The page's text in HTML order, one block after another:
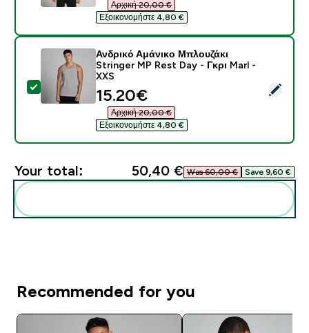
Αρχική 20,00 €‎
Εξοικονομήστε 4,80 €‎
Select this product - Ανδρικό Αμάνικο Μπλουζάκι
Ανδρικό Αμάνικο Μπλουζάκι
Stringer MP Rest Day - Γκρι Marl -
XXS
discounted price
15.20€‎
Αρχική 20,00 €‎
Εξοικονομήστε 4,80 €‎
Your total: 50,40 €‎ Was 60,00 €‎ Save 9,60 €‎
Recommended for you